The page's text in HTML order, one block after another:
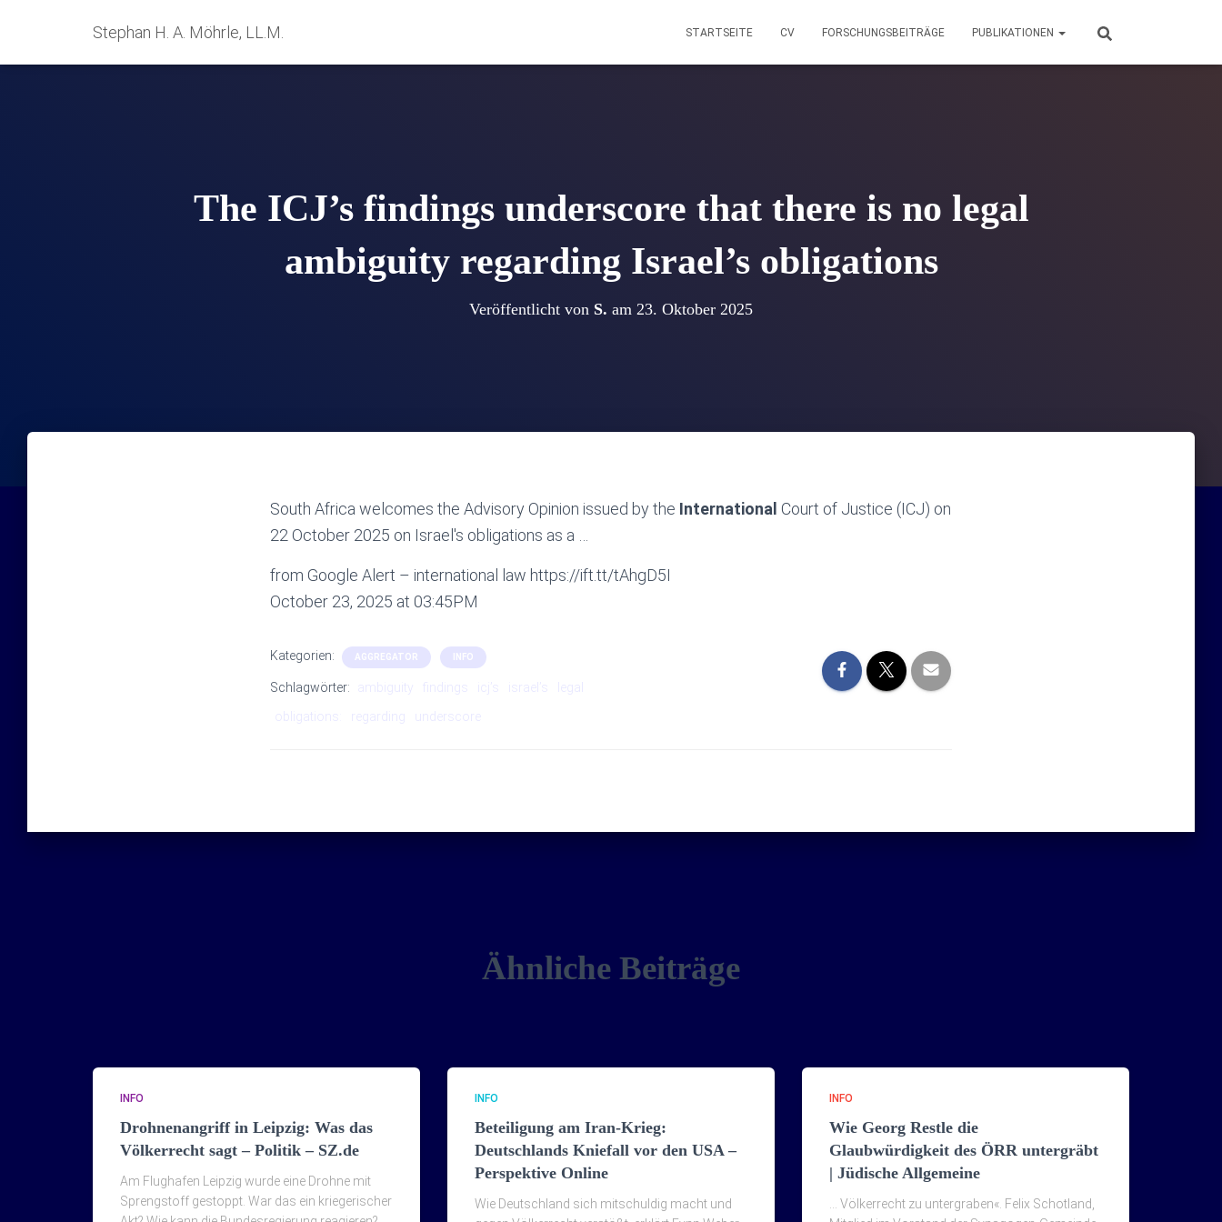
Stephan H. A. Möhrle, LL.M. STARTSEITE CV FORSCHUNGSBEITRÄGE PUBLIKATIONEN
The ICJ’s findings underscore that there is no legal
ambiguity regarding Israel’s obligations
Veröffentlicht von S. am 23. Oktober 2025
South Africa welcomes the Advisory Opinion issued by the International Court of Justice (ICJ) on
22 October 2025 on Israel's obligations as a …
from Google Alert – international law https://ift.tt/tAhgD5I
October 23, 2025 at 03:45PM
Kategorien: AGGREGATOR INFO
Schlagwörter: ambiguity findings israel’s
legal
obligations:
regarding underscore
Ähnliche Beiträge
INFO
Drohnenangriff in Leipzig: Was das
Völkerrecht sagt – Politik – SZ.de
Am Flughafen Leipzig wurde eine Drohne mit
Sprengstoff gestoppt. War das ein kriegerischer
INFO
Beteiligung am Iran-Krieg:
Deutschlands Kniefall vor den USA –
Perspektive Online
Wie Deutschland sich mitschuldig macht und
INFO
Wie Georg Restle die
Glaubwürdigkeit des ÖRR untergräbt
| Jüdische Allgemeine
… Völkerrecht zu untergraben«. Felix Schotland,